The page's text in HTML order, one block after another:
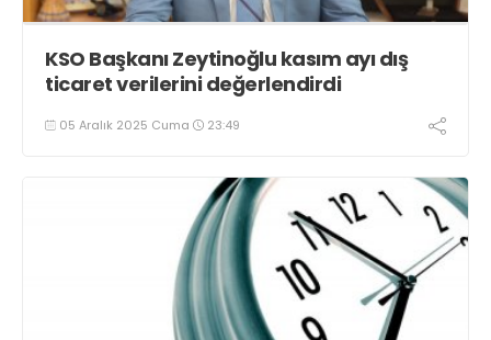
KSO Başkanı Zeytinoğlu kasım ayı dış
ticaret verilerini değerlendirdi
05 Aralık 2025 Cuma 23:49